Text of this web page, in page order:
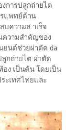
งการปลูกถ่ายไต
แพทย์ด้าน
ความส าเร็จ
ความสำคัญของ
นต์ช่วยผ่าตัด da
ลูกถ่ายไต ผ่าตัด
อง เป็นต้น โดยเป็น
ะเทศไทยและ